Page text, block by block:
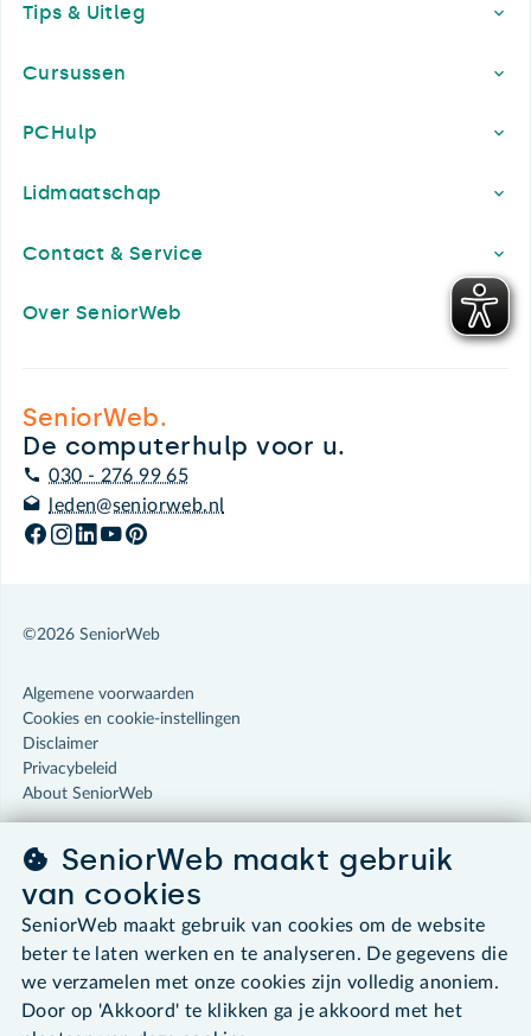
Tips & Uitleg
Cursussen
PCHulp
Lidmaatschap
Contact & Service
Over SeniorWeb
SeniorWeb.
De computerhulp voor u.
030 - 276 99 65
leden@seniorweb.nl
©2026 SeniorWeb
Algemene voorwaarden
Cookies en cookie-instellingen
Disclaimer
Privacybeleid
About SeniorWeb
SeniorWeb maakt gebruik
van cookies
SeniorWeb maakt gebruik van cookies om de website
beter te laten werken en te analyseren. De gegevens die
we verzamelen met onze cookies zijn volledig anoniem.
Door op 'Akkoord' te klikken ga je akkoord met het